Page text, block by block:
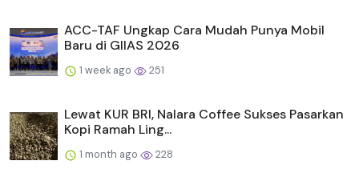
ACC-TAF Ungkap Cara Mudah Punya Mobil
Baru di GIIAS 2026
1 week ago 251
Lewat KUR BRI, Nalara Coffee Sukses Pasarkan
Kopi Ramah Ling...
1 month ago 228